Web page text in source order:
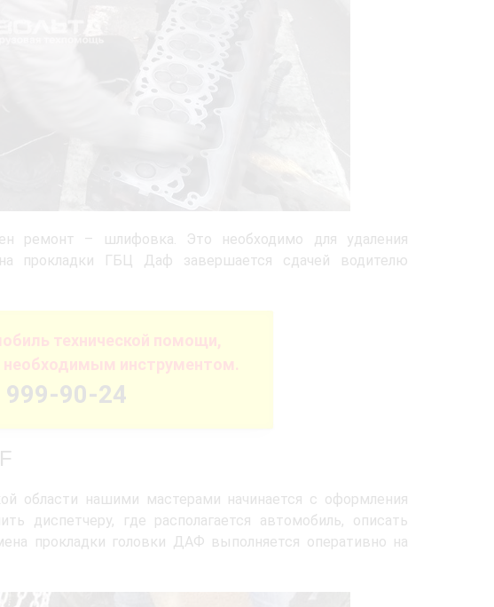
ремонт – шлифовка. Это необходимо для удаления
прокладки ГБЦ Даф завершается сдачей водителю
технической помощи,
инструментом.
999-90-24
нашими мастерами начинается с оформления
диспетчеру, где располагается автомобиль, описать
прокладки головки ДАФ выполняется оперативно на